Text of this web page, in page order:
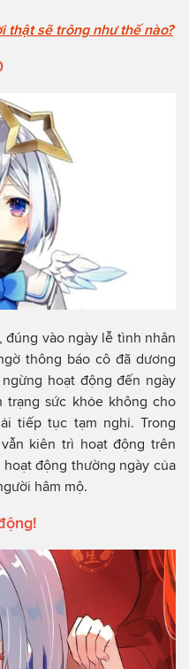
thật sẽ trông như thế nào?
đúng vào ngày lễ tình nhân
thông báo cô đã dương
hoạt động đến ngày
trạng sức khỏe không cho
tiếp tục tạm nghỉ. Trong
kiên trì hoạt động trên
động thường ngày của
hâm mộ.